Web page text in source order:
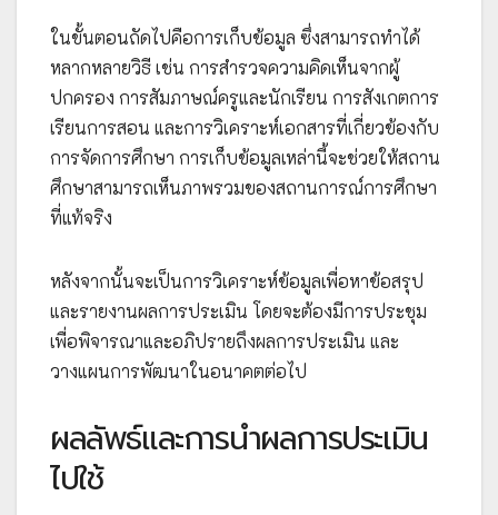
ในขั้นตอนถัดไปคือการเก็บข้อมูล ซึ่งสามารถทำได้
หลากหลายวิธี เช่น การสำรวจความคิดเห็นจากผู้
ปกครอง การสัมภาษณ์ครูและนักเรียน การสังเกตการ
เรียนการสอน และการวิเคราะห์เอกสารที่เกี่ยวข้องกับ
การจัดการศึกษา การเก็บข้อมูลเหล่านี้จะช่วยให้สถาน
ศึกษาสามารถเห็นภาพรวมของสถานการณ์การศึกษา
ที่แท้จริง
หลังจากนั้นจะเป็นการวิเคราะห์ข้อมูลเพื่อหาข้อสรุป
และรายงานผลการประเมิน โดยจะต้องมีการประชุม
เพื่อพิจารณาและอภิปรายถึงผลการประเมิน และ
วางแผนการพัฒนาในอนาคตต่อไป
ผลลัพธ์และการนำผลการประเมิน
ไปใช้